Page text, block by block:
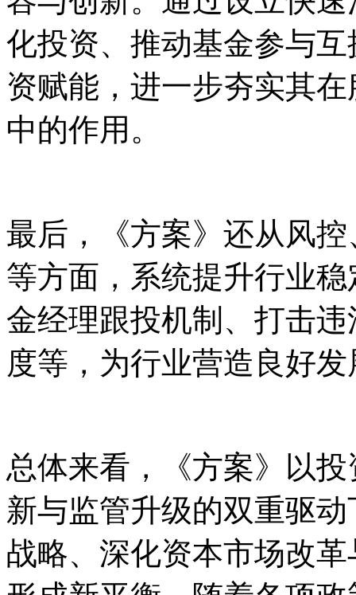
化投资、推动基金参与
资赋能，进一步夯实其
中的作用。
最后，《方案》还从风
等方面，系统提升行业
金经理跟投机制、打击
度等，为行业营造良好
总体来看，《方案》以
新与监管升级的双重驱
战略、深化资本市场改